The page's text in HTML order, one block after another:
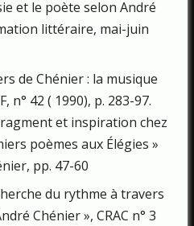
et le poète selon André
littéraire, mai-juin
de Chénier : la musique
n° 42 ( 1990), p. 283-97.
et inspiration chez
poèmes aux Élégies »
pp. 47-60
du rythme à travers
Ché­nier », CRAC n° 3